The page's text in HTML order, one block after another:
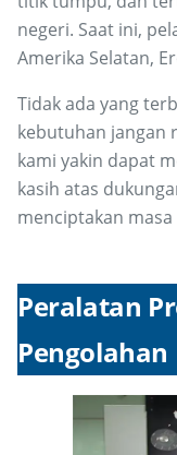
negeri. Saat ini,
Amerika Selatan,
Tidak ada yang
kebutuhan jangan
kami yakin dapat
kasih atas
menciptakan
Peralatan
Pengolahan